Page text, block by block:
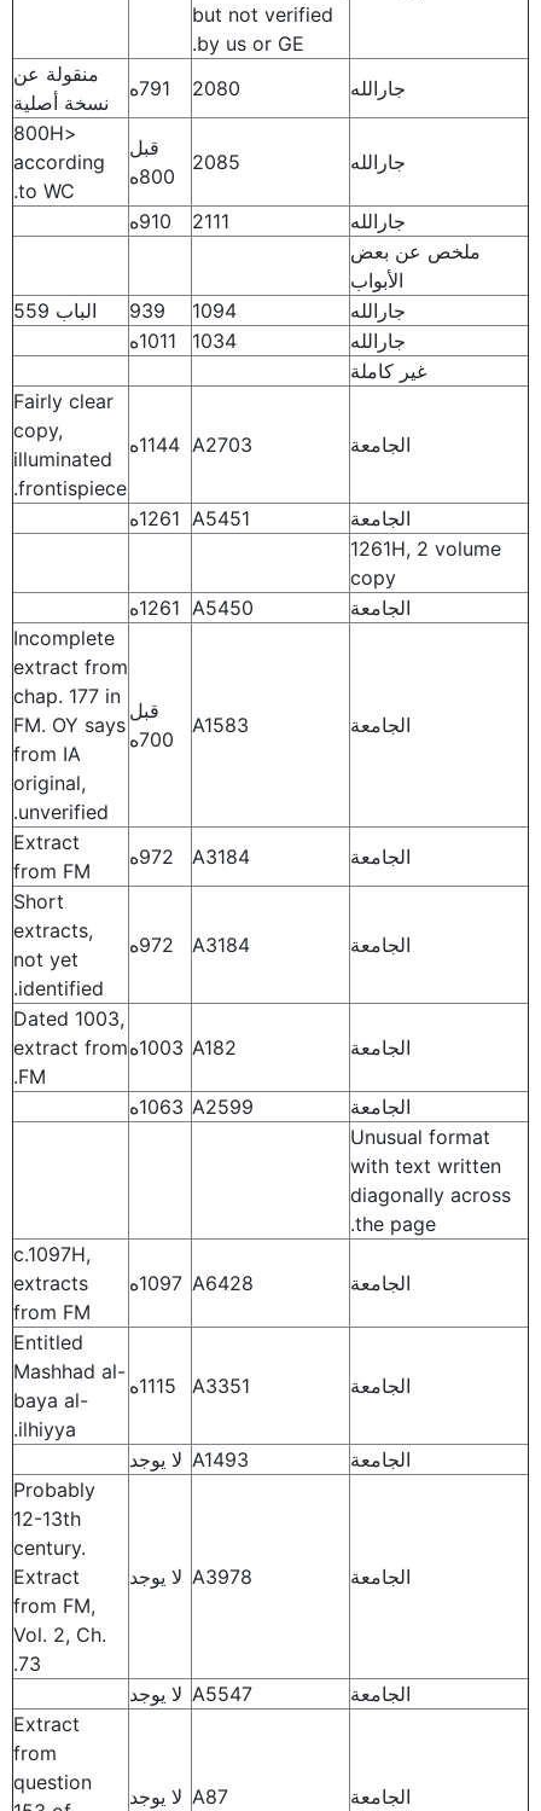
but not verified
by us or GE.
جارالله
2080 791ه
منقولة عن
نسخة أصلية
جارالله 2085
قبل
800ه
<800H
according
to WC.
جارالله
2111
910ه
ملخص عن بعض
الأبواب
جارالله
1094
939
الباب 559
جارالله
1034
1011ه
غير كاملة
الجامعة A2703 1144ه
Fairly clear
copy,
illuminated
frontispiece.
الجامعة
A5451 1261ه
1261H, 2 volume
copy
الجامعة
A5450 1261ه
الجامعة A1583
قبل
700ه
Incomplete
extract from
chap. 177 in
FM. OY says
from IA
original,
unverified.
الجامعة
A3184 972ه
Extract
from FM
الجامعة A3184 972ه
Short
extracts,
not yet
identified.
الجامعة A182 1003ه
Dated 1003,
extract from
FM.
الجامعة
A2599 1063ه
Unusual format
with text written
diagonally across
the page.
الجامعة A6428 1097ه
c.1097H,
extracts
from FM
الجامعة A3351 1115ه
Entitled
Mashhad al-
baya al-
ilhiyya.
الجامعة
A1493 لا يوجد
الجامعة A3978 لا يوجد
Probably
12-13th
century.
Extract
from FM,
Vol. 2, Ch.
73.
الجامعة
A5547 لا يوجد
الجامعة A87 لا يوجد
Extract
from
question